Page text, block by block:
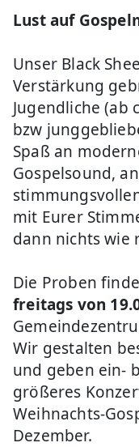
Lust auf
Unser Black
Verstärkung
Jugendliche (ab
bzw
Spaß an
Gospelsound,
mit Eurer
dann nichts wie
Die Proben
freitags von
Wir gestalten
und geben ein-
größeres
Weihnachts-
Dezember.